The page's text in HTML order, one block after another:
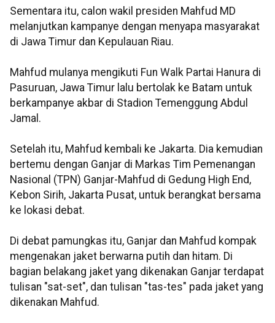
Sementara itu, calon wakil presiden Mahfud MD
melanjutkan kampanye dengan menyapa masyarakat
di Jawa Timur dan Kepulauan Riau.
Mahfud mulanya mengikuti Fun Walk Partai Hanura di
Pasuruan, Jawa Timur lalu bertolak ke Batam untuk
berkampanye akbar di Stadion Temenggung Abdul
Jamal.
Setelah itu, Mahfud kembali ke Jakarta. Dia kemudian
bertemu dengan Ganjar di Markas Tim Pemenangan
Nasional (TPN) Ganjar-Mahfud di Gedung High End,
Kebon Sirih, Jakarta Pusat, untuk berangkat bersama
ke lokasi debat.
Di debat pamungkas itu, Ganjar dan Mahfud kompak
mengenakan jaket berwarna putih dan hitam. Di
bagian belakang jaket yang dikenakan Ganjar terdapat
tulisan "sat-set", dan tulisan "tas-tes" pada jaket yang
dikenakan Mahfud.